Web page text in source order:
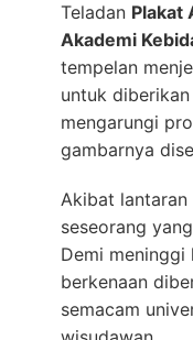
Teladan Plakat
Akademi
tempelan
untuk
mengarungi
gambarnya
Akibat
seseorang
Demi meninggi
berkenaan
semacam